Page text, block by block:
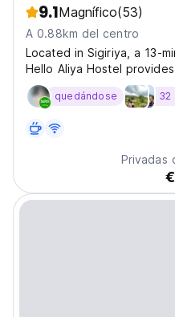
9.1Magnífico(53)
A 0.88km del centro
Located in Sigiriya, a 13-
Hello Aliya Hostel
garden, free private
property is around 1.6
quedándose 32
Privadas